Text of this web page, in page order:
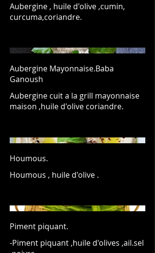
Aubergine , huile d'olive ,cumin,
curcuma,coriandre.
Aubergine Mayonnaise.Baba
Ganoush
Aubergine cuit a la grill mayonnaise
maison ,huile d'olive coriandre.
Houmous.
Houmous , huile d'olive .
Piment piquant.
-Piment piquant ,huile d'olives ,ail.sel